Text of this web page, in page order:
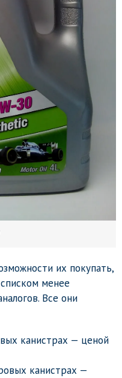
их покупать,
менее
Все они
канистрах — ценой
канистрах —